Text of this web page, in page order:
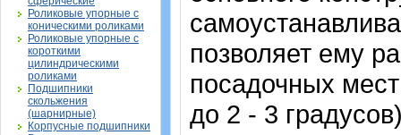
Роликовые упорные с
коническими роликами
Роликовые упорные с
короткими
цилиндрическими
роликами
Подшипники
скольжения
(шарнирные)
Корпусные подшипники
позволяет ему
посадочных
до 2 - 3